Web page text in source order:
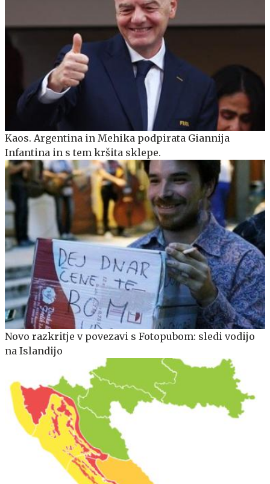
Kaos. Argentina in Mehika podpirata Giannija
Infantina in s tem kršita sklepe.
Novo razkritje v povezavi s Fotopubom: sledi vodijo
na Islandijo